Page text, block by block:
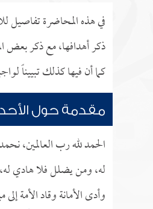
في هذه المحاضرة تفاصيل
ذكر أهدافها، مع ذكر بعض
كما أن فيها كذلك تبييناً
مقدمة حول
الحمد لله رب العالمين،
له، ومن يضلل فلا هادي
وأدى الأمانة وقاد الأمة